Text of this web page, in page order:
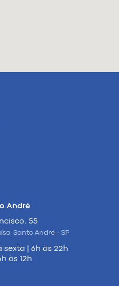
André
55
Santo André - SP
sexta | 6h às 22h
às 12h